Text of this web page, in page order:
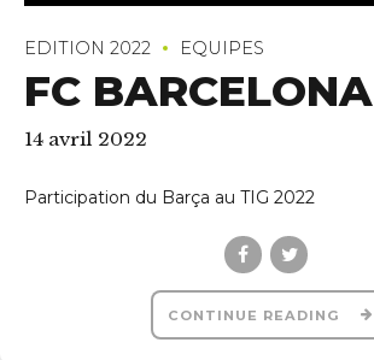
EDITION 2022 EQUIPES
FC BARCELONA
14 avril 2022
Participation du Barça au TIG 2022
CONTINUE READING